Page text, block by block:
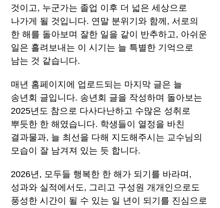
것이고, 누군가는 졸업 이후 더 넓은 세상으로
나가게 될 것입니다. 연말 분위기와 함께, 서로의
한 해를 돌아보며 잘한 일을 같이 반추하고, 아쉬운
일은 흘려보내는 이 시기는 늘 특별한 기억으로
남는 것 같습니다.
매년 홈페이지에 업로드되는 마지막 글은 늘
송년회 글입니다. 송년회 글을 작성하며 돌아보는
2025년도 참으로 다사다난하고 수많은 성취로
뿌듯한 한 해였습니다. 학생들이 열정을 바친
결과물과, 늘 최선을 다해 지도해주시는 교수님의
모습이 잘 남겨져 있는 듯 합니다.
2026년, 모두들 행복한 한 해가 되기를 바라며,
성과와 실적에서도, 그리고 구성원 개개인으로도
풍성한 시간이 될 수 있는 일 년이 되기를 진심으로